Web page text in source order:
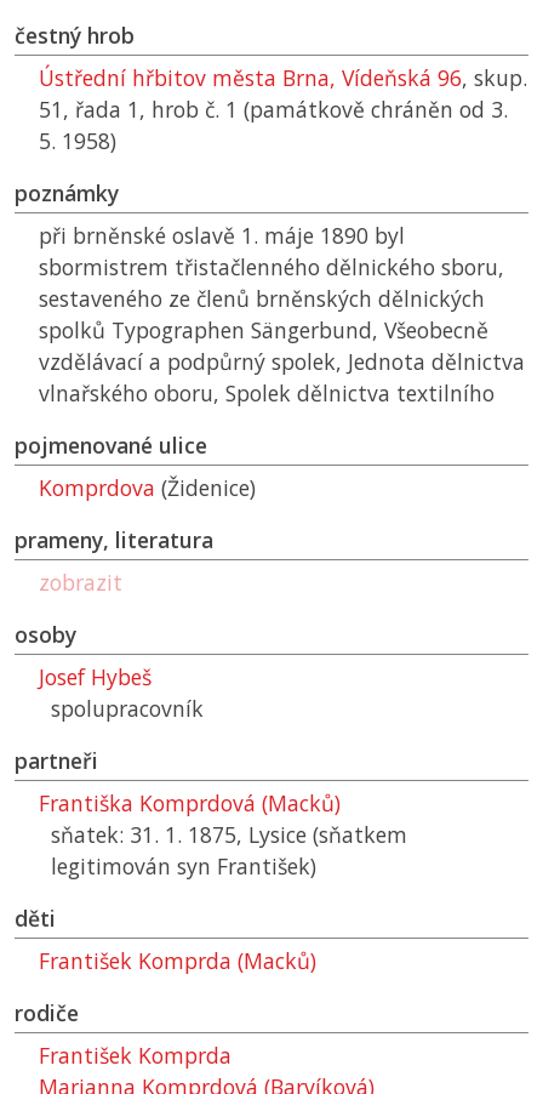
čestný hrob
Ústřední hřbitov města Brna, Vídeňská 96, skup.
51, řada 1, hrob č. 1 (památkově chráněn od 3.
5. 1958)
poznámky
při brněnské oslavě 1. máje 1890 byl
sbormistrem třistačlenného dělnického sboru,
sestaveného ze členů brněnských dělnických
spolků Typographen Sängerbund, Všeobecně
vzdělávací a podpůrný spolek, Jednota dělnictva
vlnařského oboru, Spolek dělnictva textilního
pojmenované ulice
Komprdova (Židenice)
prameny, literatura
zobrazit
osoby
Josef Hybeš
spolupracovník
partneři
Františka Komprdová (Macků)
sňatek: 31. 1. 1875, Lysice (sňatkem
legitimován syn František)
děti
František Komprda (Macků)
rodiče
František Komprda
Marianna Komprdová (Barvíková)